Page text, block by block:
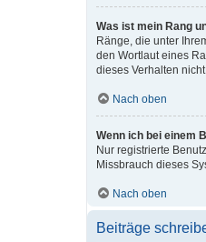
Was ist mein Rang
Ränge, die unter
den Wortlaut eines
dieses Verhalten
Nach oben
Wenn ich bei einem
Nur registrierte
Missbrauch dieses
Nach oben
Beiträge